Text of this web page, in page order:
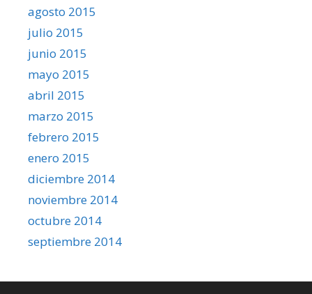
agosto 2015
julio 2015
junio 2015
mayo 2015
abril 2015
marzo 2015
febrero 2015
enero 2015
diciembre 2014
noviembre 2014
octubre 2014
septiembre 2014